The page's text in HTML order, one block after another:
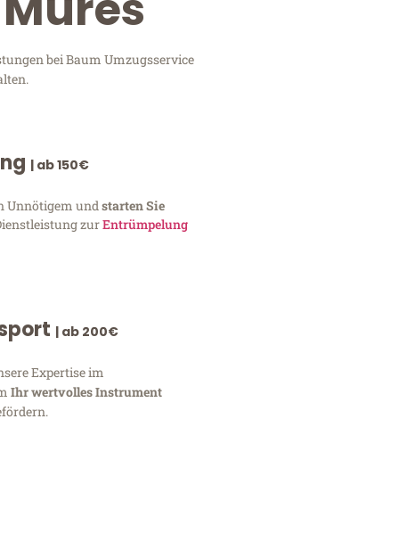
bei Baum Umzugsservice
| ab 150€
Unnötigem und starten Sie
zurEntrümpelung
| ab 200€
Expertise im
Ihr wertvolles Instrument